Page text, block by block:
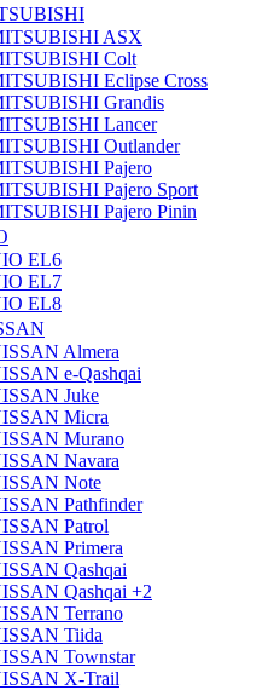
ASX
Colt
Eclipse Cross
Grandis
Lancer
Outlander
Pajero
Pajero Sport
Pajero Pinin
EL6
EL7
EL8
Almera
e-Qashqai
Juke
Micra
Murano
Navara
Note
Pathfinder
Patrol
Primera
Qashqai
Qashqai +2
Terrano
Tiida
Townstar
X-Trail